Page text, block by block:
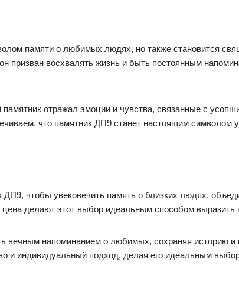
памяти о любимых людях, но также становится
призван восхвалять жизнь и быть постоянным
отражал эмоции и чувства, связанные с
что памятник ДП9 станет настоящим символом
ДП9, чтобы увековечить память о близких людях,
цена делают этот выбор идеальным способом
вечным напоминанием о любимых, сохраняя историю
и индивидуальный подход, делая его идеальным